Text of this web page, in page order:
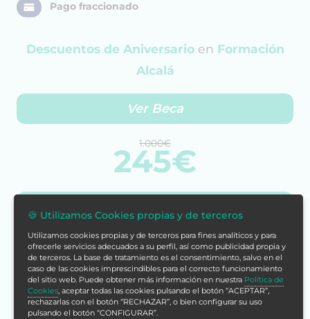
Pago fraccionado
Descuentos de Aniversarioen Formación
Alcalá
Ver Beca
1.000€
245€
Con tu compra acumularías
980 puntos
Más info
🍪 Utilizamos Cookies propias y de terceros
Utilizamos cookies propias y de terceros para fines analíticos y para
ofrecerle servicios adecuados a su perfil, así como publicidad propia y
de terceros. La base de tratamiento es el consentimiento, salvo en el
caso de las cookies imprescindibles para el correcto funcionamiento
del sitio web. Puede obtener más información en nuestra Política de
Cookies, aceptar todas las cookies pulsando el botón “ACEPTAR”,
rechazarlas con el botón “RECHAZAR”, o bien configurar su uso
pulsando el botón “CONFIGURAR”.